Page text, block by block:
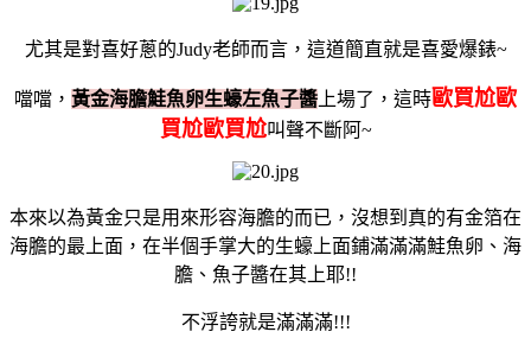
尤其是對喜好蔥的Judy老師而言，這道簡直就是喜愛爆錶~
噹噹， 黃金海膽鮭魚卵生蠔左魚子醬 上場了，這時歐買尬歐
買尬歐買尬叫聲不斷阿~
本來以為黃金只是用來形容海膽的而已，沒想到真的有金箔在
海膽的最上面，在半個手掌大的生蠔上面鋪滿滿滿鮭魚卵、海
膽、 魚子醬在其上耶!!
不浮誇就是滿滿滿!!!